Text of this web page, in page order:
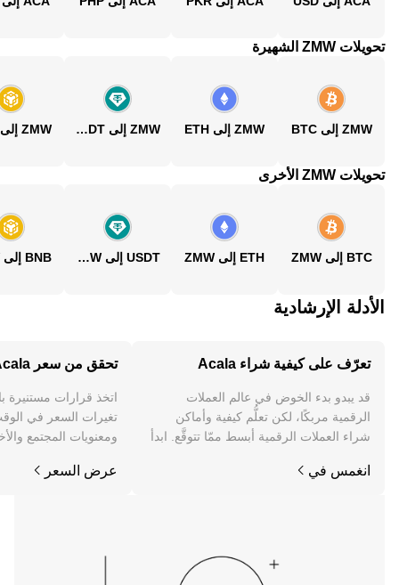
تحويلات ZMW الشهيرة
ZMW إلى BTC ZMW إلى ETH ZMW إلى USDT ZMW إلى BNB
تحويلات ZMW الأخرى
BTC إلى ZMW ETH إلى ZMW USDT إلى ZMW BNB إلى ZMW
الأدلة الإرشادية
تعرّف على كيفية شراء Acala
قد يبدو بدء الخوض في عالم العملات
الرقمية مربكًا، لكن تعلُّم كيفية وأماكن
شراء العملات الرقمية أبسط ممّا تتوقَّع. ابدأ
الويب.
انغمس في
تحقق من سعر Acala
اتخذ قرارات
ومعنويات المجتمع
عرض السعر